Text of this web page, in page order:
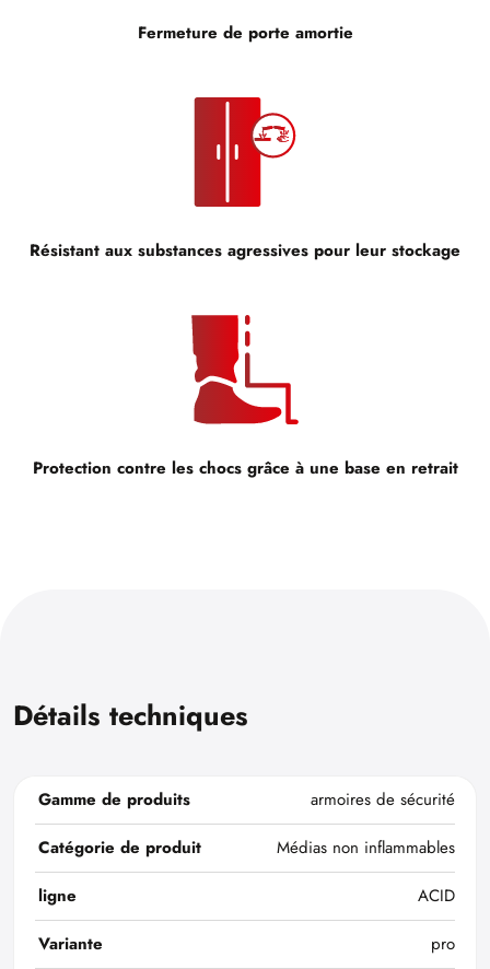
Fermeture de porte amortie
Résistant aux substances agressives pour leur stockage
Protection contre les chocs grâce à une base en retrait
Détails techniques
Gamme de produits
armoires de sécurité
Catégorie de produit
Médias non inflammables
ligne
ACID
Variante
pro